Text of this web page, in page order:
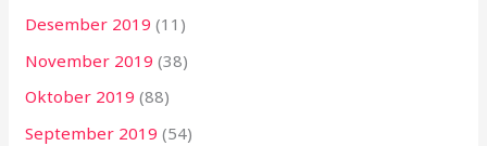
Desember 2019 (11)
November 2019 (38)
Oktober 2019 (88)
September 2019 (54)